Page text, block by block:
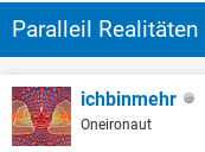
Paralleil Realitäten
ichbinmehr
Oneironaut